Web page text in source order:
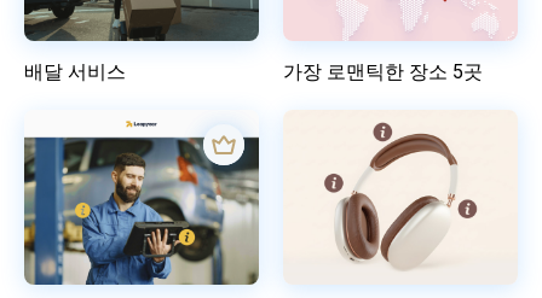
배달 서비스 가장 로맨틱한 장소 5곳